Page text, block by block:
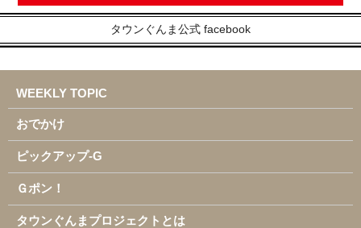
タウンぐんま公式 facebook
WEEKLY TOPIC
おでかけ
ピックアップ-G
Ｇポン！
タウンぐんまプロジェクトとは